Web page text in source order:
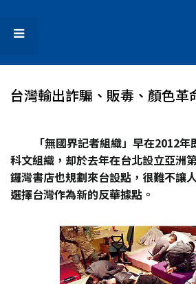
台灣輸出詐騙、販毒、顏色革
「無國界記者組織」早在2012
科文組織，却於去年在台北設立亞洲
鑼灣書店也規劃來台設點，很難不讓
選擇台灣作為新的反華據點。